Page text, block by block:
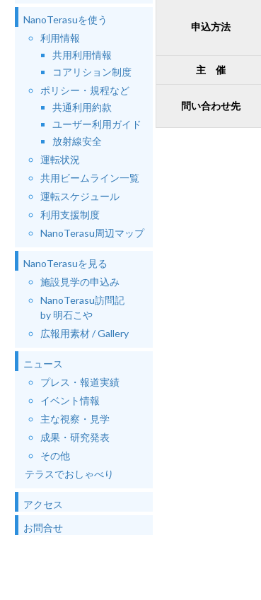
NanoTerasuを使う
利用情報
共用利用情報
コアリション制度
ポリシー・規程など
共通利用約款
ユーザー利用ガイド
放射線安全
運転状況
共用ビームライン一覧
運転スケジュール
利用支援制度
NanoTerasu周辺マップ
NanoTerasuを見る
施設見学の申込み
NanoTerasu訪問記
by 明石こや
広報用素材 / Gallery
ニュース
プレス・報道実績
イベント情報
主な視察・見学
成果・研究発表
その他
テラスでおしゃべり
アクセス
お問合せ
申込方法
主 催
問い合わせ先